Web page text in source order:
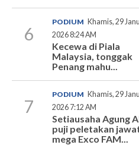
6
PODIUM Khamis, 29
2026 8:24 AM
Kecewa di Piala
Malaysia, tonggak
Penang mahu...
7
PODIUM Khamis, 29
2026 7:12 AM
Setiausaha Agung
puji peletakan
mega Exco FAM...